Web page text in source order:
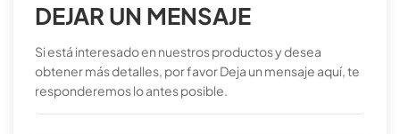
DEJAR UN MENSAJE
Si está interesado en nuestros productos y desea
obtener más detalles, por favor Deja un mensaje aquí, te
responderemos lo antes posible.